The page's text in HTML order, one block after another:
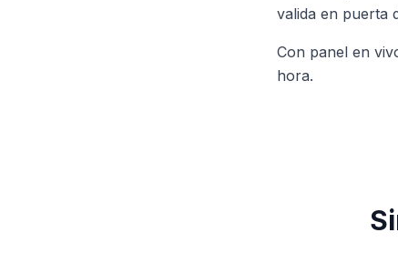
valida en puerta
Con panel en
hora.